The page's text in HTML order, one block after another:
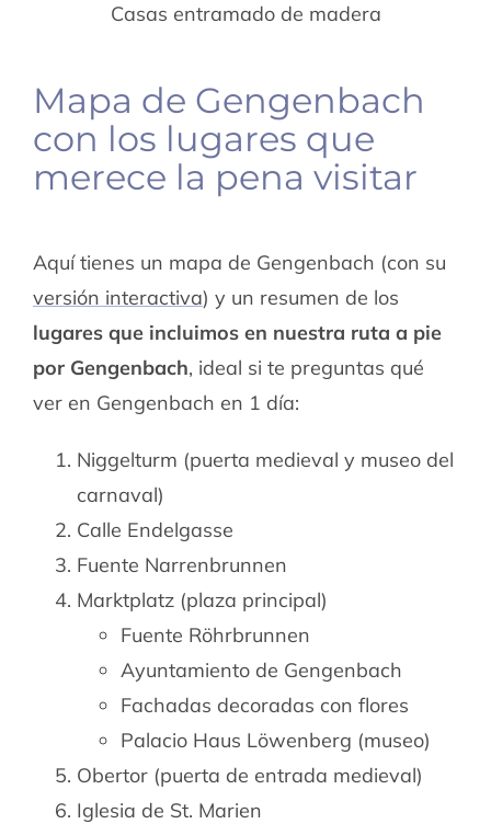
Casas entramado de madera
Mapa de Gengenbach
con los lugares que
merece la pena visitar
Aquí tienes un mapa de Gengenbach (con su
versión interactiva) y un resumen de los
lugares que incluimos en nuestra ruta a pie
por Gengenbach, ideal si te preguntas qué
ver en Gengenbach en 1 día:
Niggelturm (puerta medieval y museo del
carnaval)
Calle Endelgasse
Fuente Narrenbrunnen
Marktplatz (plaza principal)
Fuente Röhrbrunnen
Ayuntamiento de Gengenbach
Fachadas decoradas con flores
Palacio Haus Löwenberg (museo)
Obertor (puerta de entrada medieval)
Iglesia de St. Marien